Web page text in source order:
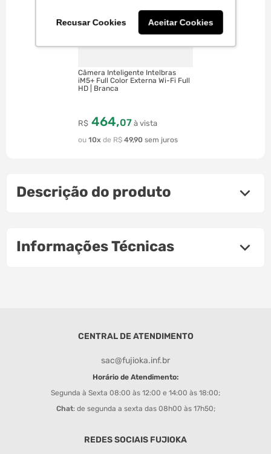
Recusar Cookies Aceitar Cookies
Câmera Inteligente Intelbras
iM5+ Full Color Externa Wi-Fi Full
HD | Branca
R$ 464,07 à vista
10 R$ 49,90
Descrição do produto
Informações Técnicas
CENTRAL DE ATENDIMENTO
sac@fujioka.inf.br
Horário de Atendimento:
Segunda à Sexta 08:00 às 12:00 e 14:00 às 18:00;
Chat: de segunda a sexta das 08h00 às 17h50;
REDES SOCIAIS FUJIOKA